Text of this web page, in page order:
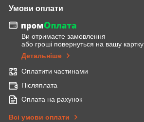
Умови оплати
Ви отримаєте замовлення
або гроші повернуться на вашу картку
Детальніше
Оплатити частинами
Післяплата
Оплата на рахунок
Всі умови оплати